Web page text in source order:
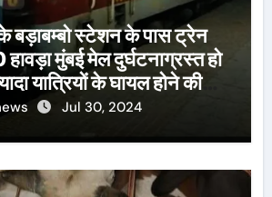
स्टेशन के पास ट्रेन
मुंबई मेल दुर्घटनाग्रस्त हो
यात्रियों के घायल होने की
के वरीय पदाधिकारी
Jul 30, 2024